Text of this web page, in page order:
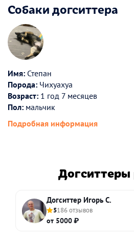
Собаки догситтера
Имя: Степан
Порода: Чихуахуа
Возраст: 1 год 7 месяцев
Пол: мальчик
Подробная информация
Догситтер Игорь С.
5186 отзывов
от 5000 ₽